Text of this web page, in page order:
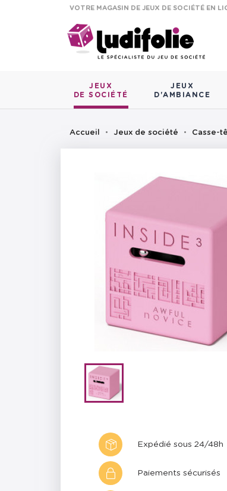
VOTRE MAGASIN DE JEUX DE SOCIÉTÉ EN
JEUX
DE SOCIÉTÉ
JEUX
D'AMBIANCE
Accueil Jeux de société Casse-
Expédié sous 24/48h
Paiements sécurisés